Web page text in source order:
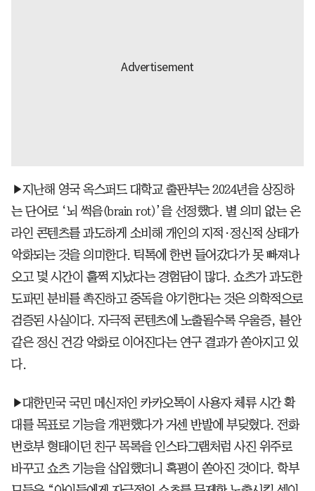
▶지난해 영국 옥스퍼드 대학교 출판부는 2024년을 상징하
는 단어로 ‘뇌 썩음(brain rot)’을 선정했다. 별 의미 없는 온
라인 콘텐츠를 과도하게 소비해 개인의 지적·정신적 상태가
악화되는 것을 의미한다. 틱톡에 한번 들어갔다가 못 빠져나
오고 몇 시간이 훌쩍 지났다는 경험담이 많다. 쇼츠가 과도한
도파민 분비를 촉진하고 중독을 야기한다는 것은 의학적으로
검증된 사실이다. 자극적 콘텐츠에 노출될수록 우울증, 불안
같은 정신 건강 악화로 이어진다는 연구 결과가 쏟아지고 있
다.
▶대한민국 국민 메신저인 카카오톡이 사용자 체류 시간 확
대를 목표로 기능을 개편했다가 거센 반발에 부딪혔다. 전화
번호부 형태이던 친구 목록을 인스타그램처럼 사진 위주로
바꾸고 쇼츠 기능을 삽입했더니 혹평이 쏟아진 것이다. 학부